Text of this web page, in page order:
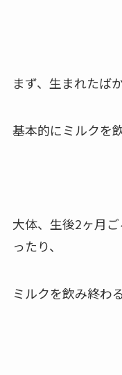
まず、生まれたば
基本的にミルクを
大体、生後2ヶ月
ったり、
ミルクを飲み終わ